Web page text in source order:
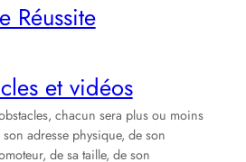
Réussite
et vidéos
chacun sera plus ou moins
adresse physique, de son
de sa taille, de son